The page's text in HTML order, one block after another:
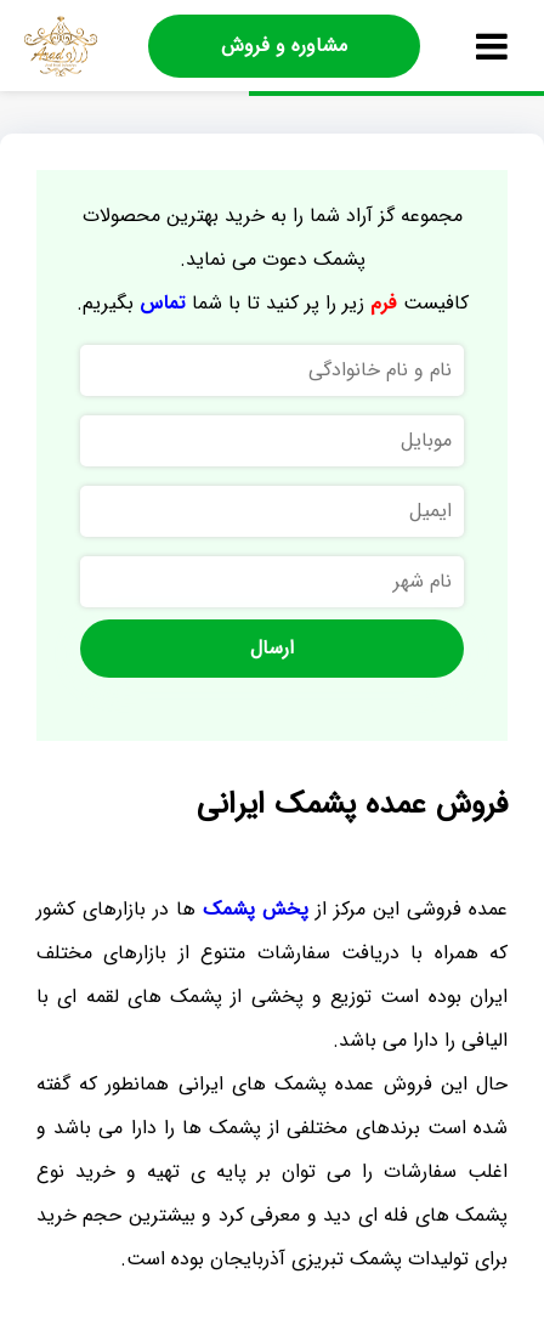
مشاوره و فروش
مجموعه گز آراد شما را به خرید بهترین محصولات
پشمک دعوت می نماید.
کافیستفرم زیر را پر کنید تا با شماتماس بگیریم.
نام
و
نام
خانوادگی
موبایل
ایمیل
نام
شهر
فروش عمده پشمک ایرانی
عمده فروشی این مرکز از پخش پشمک ها در بازارهای کشور
که همراه با دریافت سفارشات متنوع از بازارهای مختلف
ایران بوده است توزیع و پخشی از پشمک های لقمه ای با
الیافی را دارا می باشد.
حال این فروش عمده پشمک های ایرانی همانطور که گفته
شده است برندهای مختلفی از پشمک ها را دارا می باشد و
اغلب سفارشات را می توان بر پایه ی تهیه و خرید نوع
پشمک های فله ای دید و معرفی کرد و بیشترین حجم خرید
برای تولیدات پشمک تبریزی آذربایجان بوده است.